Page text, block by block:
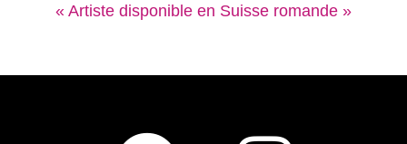
« Artiste disponible en Suisse romande »